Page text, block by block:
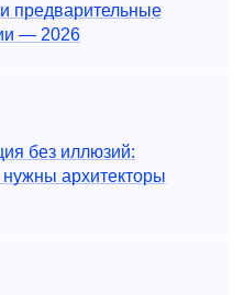
— 2026
без иллюзий:
нужны архитекторы